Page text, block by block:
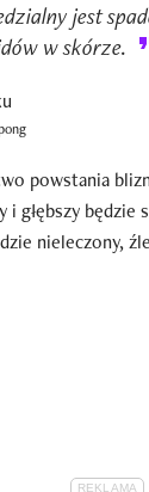
jest
w skórze.
powstania
głębszy będzie
nieleczony,